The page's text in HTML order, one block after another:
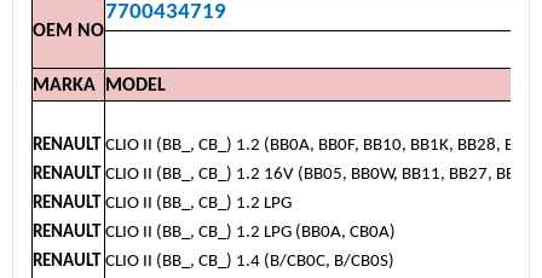
OEM NO
7700434719
MARKA MODEL
RENAULT CLIO II (BB_, CB_) 1.2 (BB0A, BB0F, BB10, BB1K, BB28,
RENAULT CLIO II (BB_, CB_) 1.2 16V (BB05, BB0W, BB11, BB27,
RENAULT CLIO II (BB_, CB_) 1.2 LPG
RENAULT CLIO II (BB_, CB_) 1.2 LPG (BB0A, CB0A)
RENAULT CLIO II (BB_, CB_) 1.4 (B/CB0C, B/CB0S)